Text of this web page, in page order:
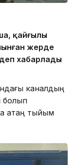
қайғылы
жерде
деп хабарлады
каналдың
болып
қатаң тыйым